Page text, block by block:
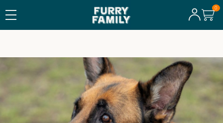
TILLVERKAT I SVERIGE